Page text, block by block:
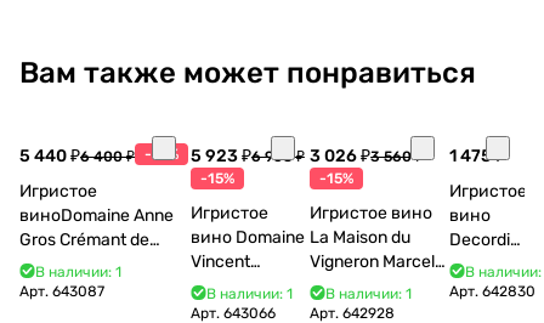
Вам также может понравиться
5 440 ₽6 400 ₽ -15%
Игристое
виноDomaine Anne
Gros Crémant de
Bourgogne La Fun en
Bulles Chardonnay et
В наличии: 1
Арт. 643087
5 923 ₽6 968 ₽
-15%
Игристое
вино Domaine
Vincent
Bouzereau
Crémant de
В наличии: 1
Арт. 643066
3 026 ₽3 560 ₽
-15%
Игристое вино
La Maison du
Vigneron Marcel
Cabelier Cremant
du Jura
В наличии: 1
Арт.642928
1 475 ₽
Игристое
вино
Decordi
Costa Blu
Brut 750
В наличии:
Арт. 642830